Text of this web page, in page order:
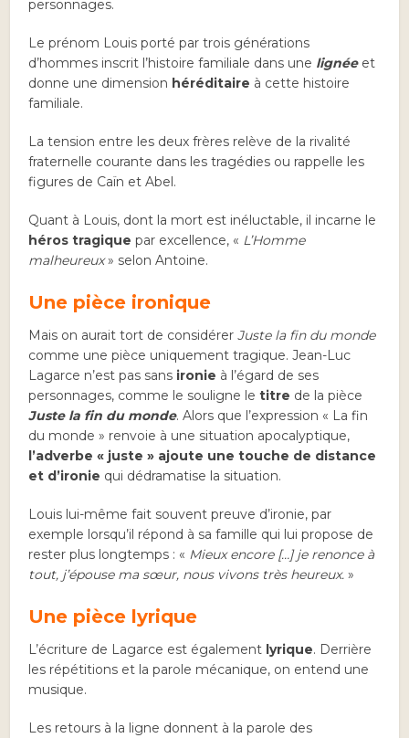
personnages.
Le prénom Louis porté par trois générations
d’hommes inscrit l’histoire familiale dans une lignéeet
donne une dimension héréditaire à cette histoire
familiale.
La tension entre les deux frères relève de la rivalité
fraternelle courante dans les tragédies ou rappelle les
figures de Caïn et Abel.
Quant à Louis, dont la mort est inéluctable, il incarne le
héros tragique par excellence, « L’Homme
malheureux» selon Antoine.
Une pièce ironique
Mais on aurait tort de considérerJuste la fin du monde
comme une pièce uniquement tragique. Jean-Luc
Lagarce n’est pas sans ironie à l’égard de ses
personnages, comme le souligne letitre de la pièce
Juste la fin du monde. Alors que l’expression « La fin
du monde » renvoie à une situation apocalyptique,
l’adverbe « juste » ajoute une touche de distance
et d’ironie qui dédramatise la situation.
Louis lui-même fait souvent preuve d’ironie, par
exemple lorsqu’il répond à sa famille qui lui propose de
rester plus longtemps : « Mieux encore […] je renonce à
tout, j’épouse ma sœur, nous vivons très heureux. »
Une pièce lyrique
L’écriture de Lagarce est également lyrique. Derrière
les répétitions et la parole mécanique, on entend une
musique.
Les retours à la ligne donnent à la parole des